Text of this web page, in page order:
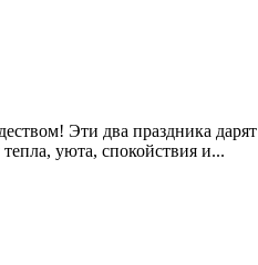
Эти два праздника дарят
уюта, спокойствия и...